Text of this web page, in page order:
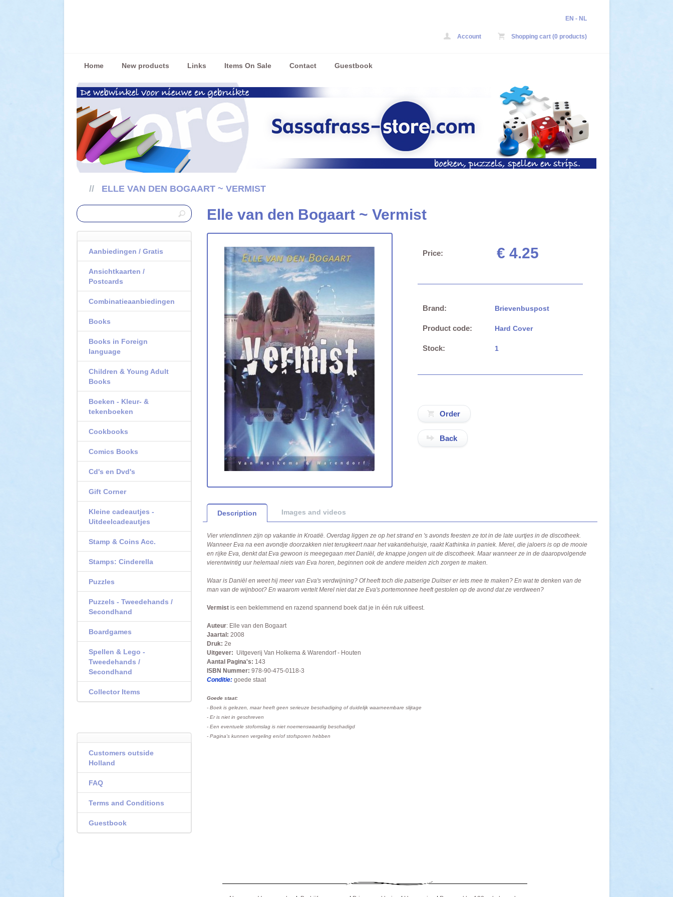
EN - NL
Account Shopping cart (0 products)
Home New products Links Items On Sale Contact Guestbook
// ELLE VAN DEN BOGAART ~ VERMIST
Aanbiedingen / Gratis
Ansichtkaarten /
Postcards
Combinatieaanbiedingen
Books
Books in Foreign
language
Children & Young Adult
Books
Boeken - Kleur- &
tekenboeken
Cookbooks
Comics Books
Cd's en Dvd's
Gift Corner
Kleine cadeautjes -
Uitdeelcadeautjes
Stamp & Coins Acc.
Stamps: Cinderella
Puzzles
Puzzels - Tweedehands /
Secondhand
Boardgames
Spellen & Lego -
Tweedehands /
Secondhand
Collector Items
Customers outside
Holland
FAQ
Terms and Conditions
Guestbook
Elle van den Bogaart ~ Vermist
Price: € 4.25
Brand: Brievenbuspost
Product code: Hard Cover
Stock: 1
Back
Description Images and videos
Vier vriendinnen zijn op vakantie in Kroatië. Overdag liggen ze op het strand en 's avonds feesten ze tot in de late uurtjes in de discotheek.
Wanneer Eva na een avondje doorzakken niet terugkeert naar het vakantiehuisje, raakt Kathinka in paniek. Merel, die jaloers is op de mooie
en rijke Eva, denkt dat Eva gewoon is meegegaan met Daniël, de knappe jongen uit de discotheek. Maar wanneer ze in de daaropvolgende
vierentwintig uur helemaal niets van Eva horen, beginnen ook de andere meiden zich zorgen te maken.
Waar is Daniël en weet hij meer van Eva's verdwijning? Of heeft toch die patserige Duitser er iets mee te maken? En wat te denken van de
man van de wijnboot? En waarom vertelt Merel niet dat ze Eva's portemonnee heeft gestolen op de avond dat ze verdween?
Vermistis een beklemmend en razend spannend boek dat je in één ruk uitleest.
Auteur: Elle van den Bogaart
Jaartal: 2008
Druk: 2e
Uitgever: Uitgeverij Van Holkema & Warendorf - Houten
Aantal Pagina's: 143
ISBN Nummer: 978-90-475-0118-3
Conditie:goede staat
Goede staat:
- Boek is gelezen, maar heeft geen serieuze beschadiging of duidelijk waarneembare slijtage
- Er is niet in geschreven
- Een eventuele stofomslag is niet noemenswaardig beschadigd
- Pagina's kunnen vergeling en/of stofsporen hebben